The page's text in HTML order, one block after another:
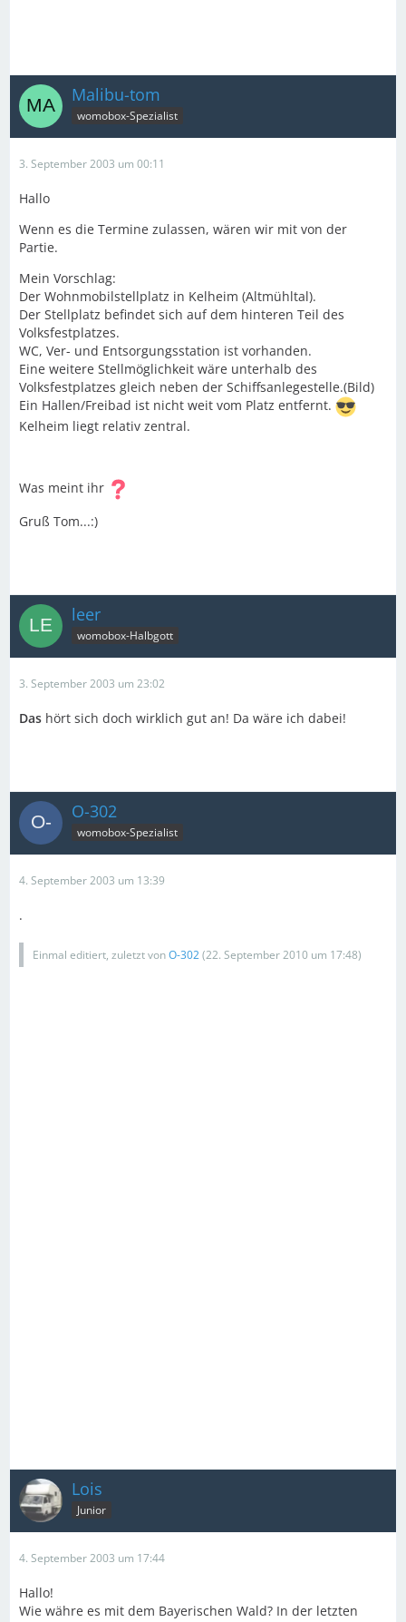
Malibu-tom
womobox-Spezialist
3. September 2003 um 00:11
Hallo
Wenn es die Termine zulassen, wären wir mit von der
Partie.
Mein Vorschlag:
Der Wohnmobilstellplatz in Kelheim (Altmühltal).
Der Stellplatz befindet sich auf dem hinteren Teil des
Volksfestplatzes.
WC, Ver- und Entsorgungsstation ist vorhanden.
Eine weitere Stellmöglichkeit wäre unterhalb des
Volksfestplatzes gleich neben der Schiffsanlegestelle.(Bild)
Ein Hallen/Freibad ist nicht weit vom Platz entfernt.
Kelheim liegt relativ zentral.
Was meint ihr
Gruß Tom...:)
leer
womobox-Halbgott
3. September 2003 um 23:02
Das hört sich doch wirklich gut an! Da wäre ich dabei!
O-302
womobox-Spezialist
4. September 2003 um 13:39
.
Einmal editiert, zuletzt vonO-302(22. September 2010 um 17:48)
Lois
Junior
4. September 2003 um 17:44
Hallo!
Wie währe es mit dem Bayerischen Wald? In der letzten